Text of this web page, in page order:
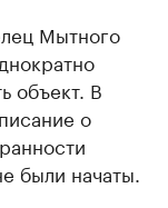
Мытного
объект. В
о
были начаты.